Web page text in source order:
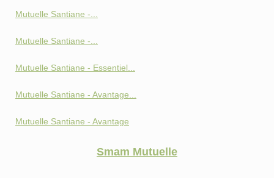
Mutuelle Santiane -...
Mutuelle Santiane -...
Mutuelle Santiane - Essentiel...
Mutuelle Santiane - Avantage...
Mutuelle Santiane - Avantage
Smam Mutuelle